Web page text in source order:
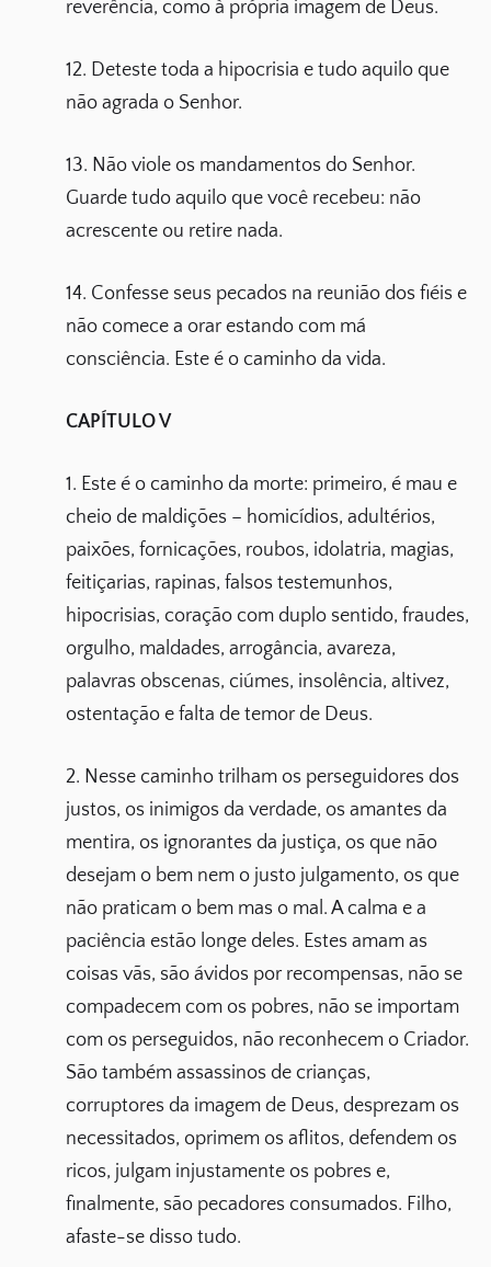
reverência, como à própria imagem de Deus.
12. Deteste toda a hipocrisia e tudo aquilo que
não agrada o Senhor.
13. Não viole os mandamentos do Senhor.
Guarde tudo aquilo que você recebeu: não
acrescente ou retire nada.
14. Confesse seus pecados na reunião dos fiéis e
não comece a orar estando com má
consciência. Este é o caminho da vida.
CAPÍTULO V
1. Este é o caminho da morte: primeiro, é mau e
cheio de maldições – homicídios, adultérios,
paixões, fornicações, roubos, idolatria, magias,
feitiçarias, rapinas, falsos testemunhos,
hipocrisias, coração com duplo sentido, fraudes,
orgulho, maldades, arrogância, avareza,
palavras obscenas, ciúmes, insolência, altivez,
ostentação e falta de temor de Deus.
2. Nesse caminho trilham os perseguidores dos
justos, os inimigos da verdade, os amantes da
mentira, os ignorantes da justiça, os que não
desejam o bem nem o justo julgamento, os que
não praticam o bem mas o mal. A calma e a
paciência estão longe deles. Estes amam as
coisas vãs, são ávidos por recompensas, não se
compadecem com os pobres, não se importam
com os perseguidos, não reconhecem o Criador.
São também assassinos de crianças,
corruptores da imagem de Deus, desprezam os
necessitados, oprimem os aflitos, defendem os
ricos, julgam injustamente os pobres e,
finalmente, são pecadores consumados. Filho,
afaste-se disso tudo.